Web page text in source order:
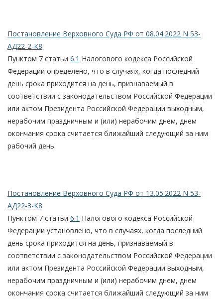
Постановление Верховного Суда РФ от 08.04.2022 N 53-
АД22-2-К8
Пунктом 7 статьи 6.1 Налогового кодекса Российской
Федерации определено, что в случаях, когда последний
день срока приходится на день, признаваемый в
соответствии с законодательством Российской Федерации
или актом Президента Российской Федерации выходным,
нерабочим праздничным и (или) нерабочим днем, днем
окончания срока считается ближайший следующий за ним
рабочий день.
Постановление Верховного Суда РФ от 13.05.2022 N 53-
АД22-3-К8
Пунктом 7 статьи 6.1 Налогового кодекса Российской
Федерации установлено, что в случаях, когда последний
день срока приходится на день, признаваемый в
соответствии с законодательством Российской Федерации
или актом Президента Российской Федерации выходным,
нерабочим праздничным и (или) нерабочим днем, днем
окончания срока считается ближайший следующий за ним